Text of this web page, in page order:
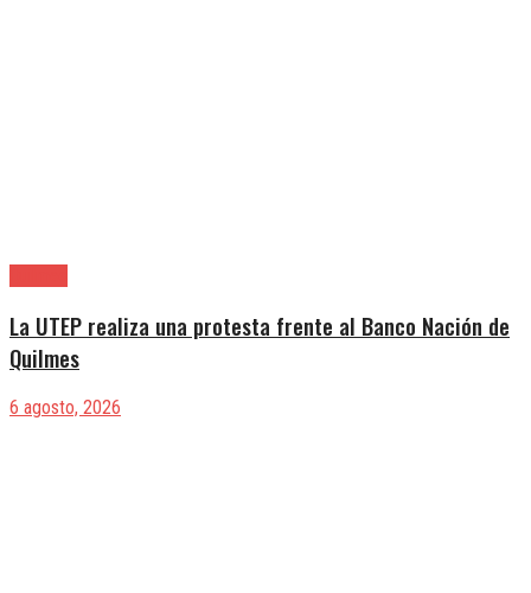
La UTEP realiza una protesta frente al Banco Nación de
Quilmes
6 agosto, 2026